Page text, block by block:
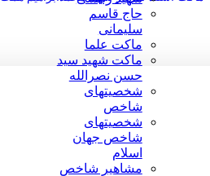
حاج قاسم
سلیمانی
ماکت علما
ماکت شهید سید
حسن نصرالله
شخصیتهای
شاخص
شخصیتهای
شاخص جهان
اسلام
مشاهیر شاخص